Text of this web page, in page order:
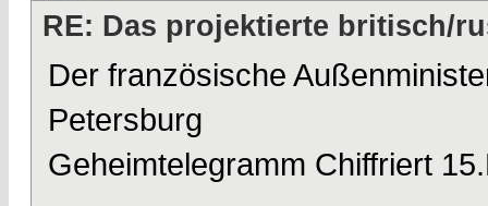
RE: Das projektierte britisch/
Der französische
Petersburg
Geheimtelegramm Chiffriert